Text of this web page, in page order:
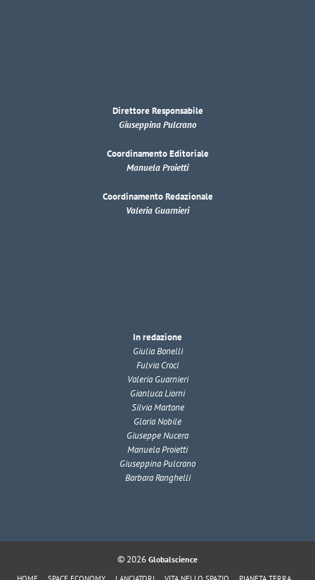
Direttore Responsabile
Giuseppina Pulcrano
Coordinamento Editoriale
Manuela Proietti
Coordinamento Redazionale
Valeria Guarnieri
In redazione
Giulia Bonelli
Fulvia Croci
Valeria Guarnieri
Gianluca Liorni
Silvia Martone
Gloria Nobile
Giuseppe Nucera
Manuela Proietti
Giuseppina Pulcrano
Barbara Ranghelli
© 2026 Globalscience